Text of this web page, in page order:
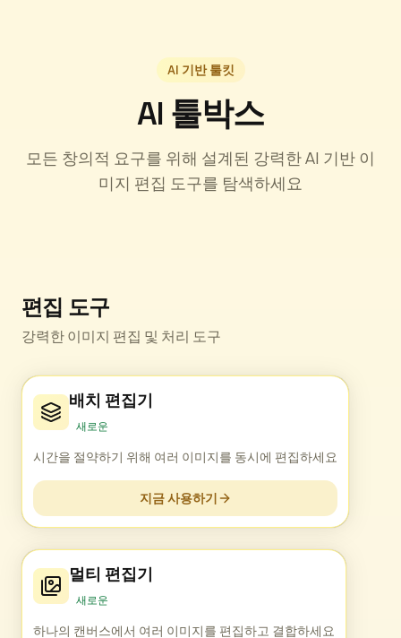
AI 기반 툴킷
AI 툴박스
모든 창의적 요구를 위해 설계된 강력한 AI 기반 이
미지 편집 도구를 탐색하세요
편집 도구
강력한 이미지 편집 및 처리 도구
배치 편집기
새로운
시간을 절약하기 위해 여러 이미지를 동시에 편집하세요
지금 사용하기
멀티 편집기
새로운
하나의 캔버스에서 여러 이미지를 편집하고 결합하세요